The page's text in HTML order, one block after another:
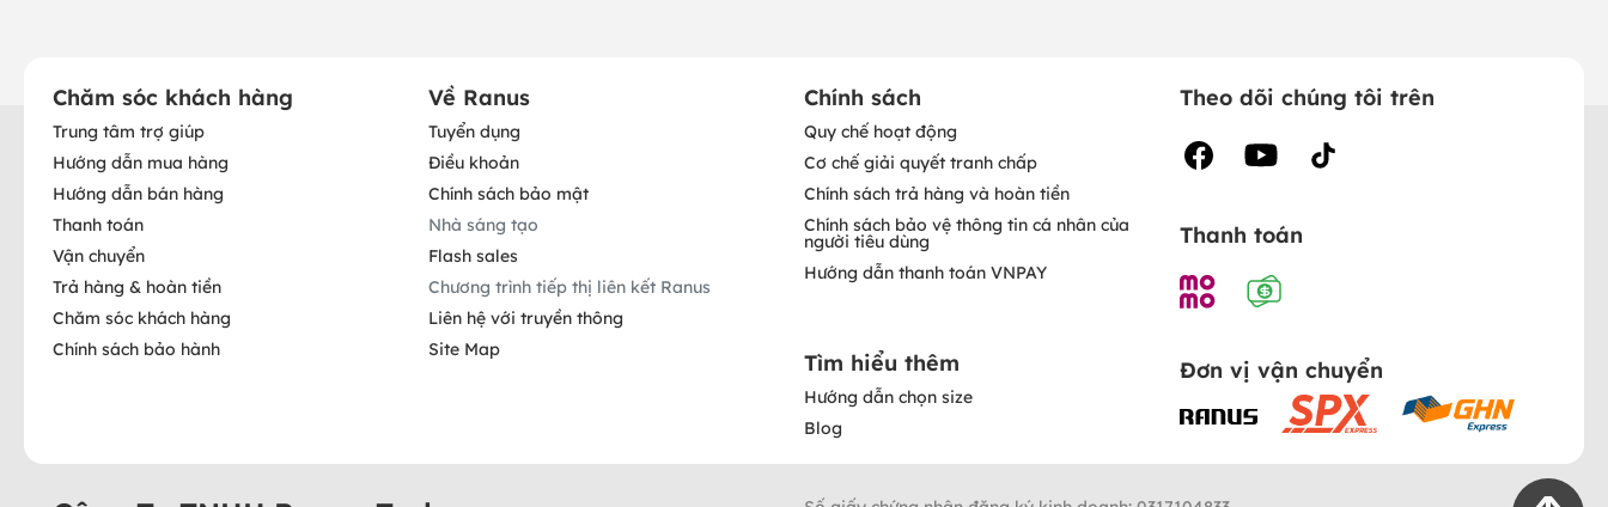
Chăm sóc khách hàng
Trung tâm trợ giúp
Hướng dẫn mua hàng
Hướng dẫn bán hàng
Thanh toán
Vận chuyển
Trả hàng & hoàn tiền
Chăm sóc khách hàng
Chính sách bảo hành
Về Ranus
Tuyển dụng
Điều khoản
Chính sách bảo mật
Nhà sáng tạo
Flash sales
Chương trình tiếp thị liên kết Ranus
Liên hệ với truyền thông
Site Map
Chính sách
Quy chế hoạt động
Cơ chế giải quyết tranh chấp
Chính sách trả hàng và hoàn tiền
Chính sách bảo vệ thông tin cá nhân của
người tiêu dùng
Hướng dẫn thanh toán VNPAY
Tìm hiểu thêm
Hướng dẫn chọn size
Blog
Theo dõi chúng tôi trên
Thanh toán
Đơn vị vận chuyển